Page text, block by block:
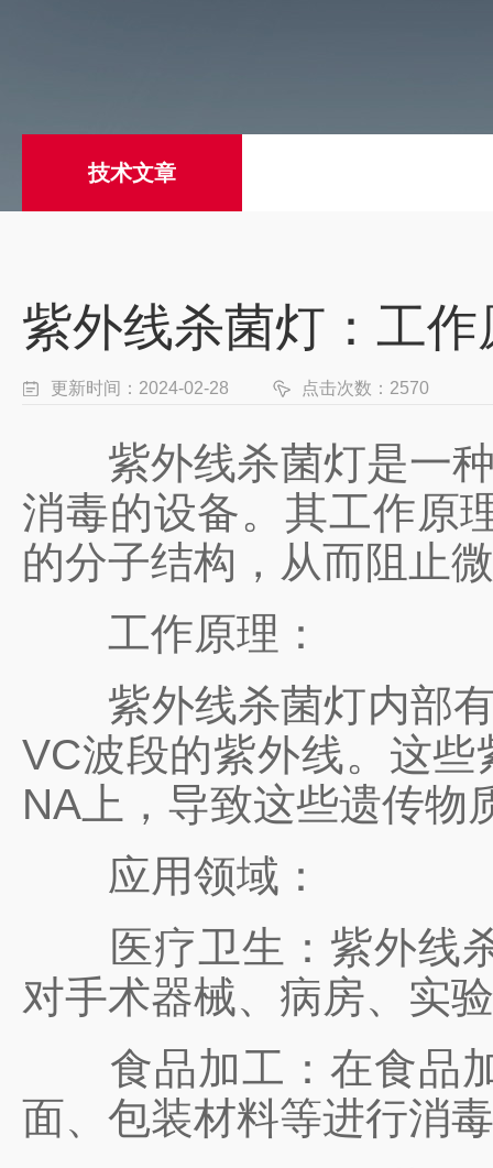
技术文章
紫外线杀菌灯：工
更新时间：2024-02-28 点击次数：2570
紫外线杀菌灯是一种
消毒的设备。其工作原
的分子结构，从而阻止
工作原理：
紫外线杀菌灯内部有
VC波段的紫外线。这
NA上，导致这些遗传物
应用领域：
医疗卫生：紫外线杀
对手术器械、病房、实
食品加工：在食品加
面、包装材料等进行消